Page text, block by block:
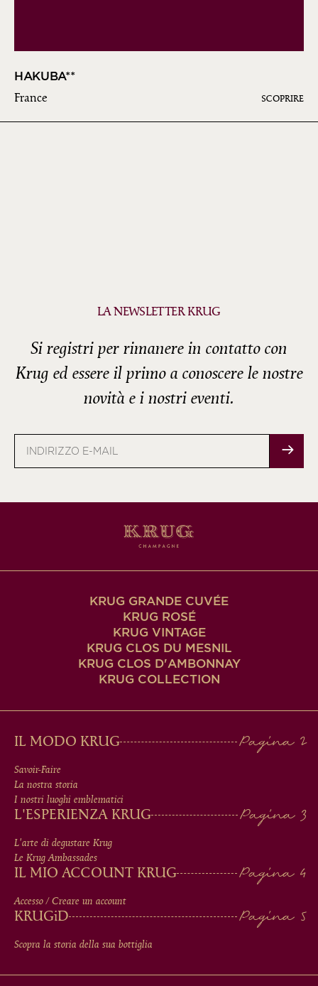
HAKUBA**
France SCOPRIRE
LA NEWSLETTER KRUG
Si registri per rimanere in contatto con
Krug ed essere il primo a conoscere le nostre
novità e i nostri eventi.
KRUG GRANDE CUVÉE
KRUG ROSÉ
KRUG VINTAGE
KRUG CLOS DU MESNIL
KRUG CLOS D'AMBONNAY
KRUG COLLECTION
MAIN
MEN
IN
FOOTER
IL MODO KRUG
Savoir-Faire
La nostra storia
I nostri luoghi emblematici
L'ESPERIENZA KRUG
L'arte di degustare Krug
Le Krug Ambassades
IL MIO ACCOUNT KRUG
Accesso / Creare un account
KRUGiD
Scopra la storia della sua bottiglia